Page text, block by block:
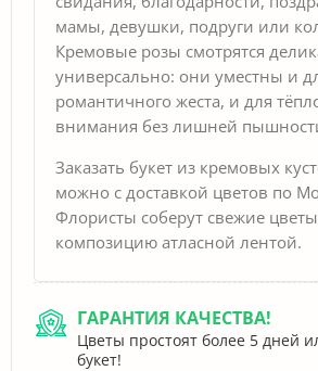
мамы, девушки, подруги или
Кремовые розы смотрятся
универсально: они уместны и
романтичного жеста, и для
внимания без лишней
Заказать букет из кремовых
можно с доставкой цветов по
Флористы соберут свежие
композицию атласной лентой.
ГАРАНТИЯ КАЧЕСТВА!
Цветы простоят более 5 дней
букет!